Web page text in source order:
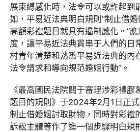
展束縛感化時，法令可以或許起到
如，平易近法典明白規則“制止借
高額彩禮題目就具有遏制感化。“
度，讓平易近法典貫串于人們的日
村青年清楚和熟悉平易近法典的內
法令請求和導向規范婚姻行動”。
《最高國民法院關于審理涉彩禮膠
題目的規則》于2024年2月1日正
制止借婚姻討取財物，同時對彩禮
訴訟主體等作了進一個步驟明白規